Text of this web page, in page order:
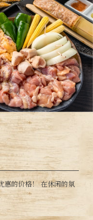
惠的价格！ 在休闲的氛